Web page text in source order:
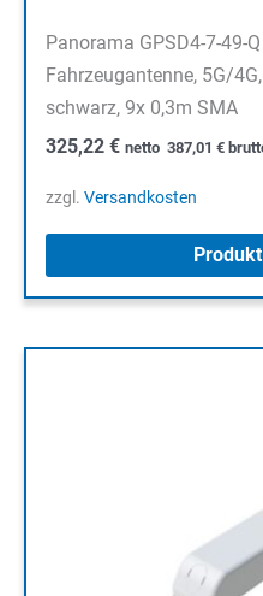
Panorama GPSD4-7-49-
Fahrzeugantenne, 5G/
schwarz, 9x 0,3m SMA
325,22 € netto 387,01 €
zzgl. Versandkosten